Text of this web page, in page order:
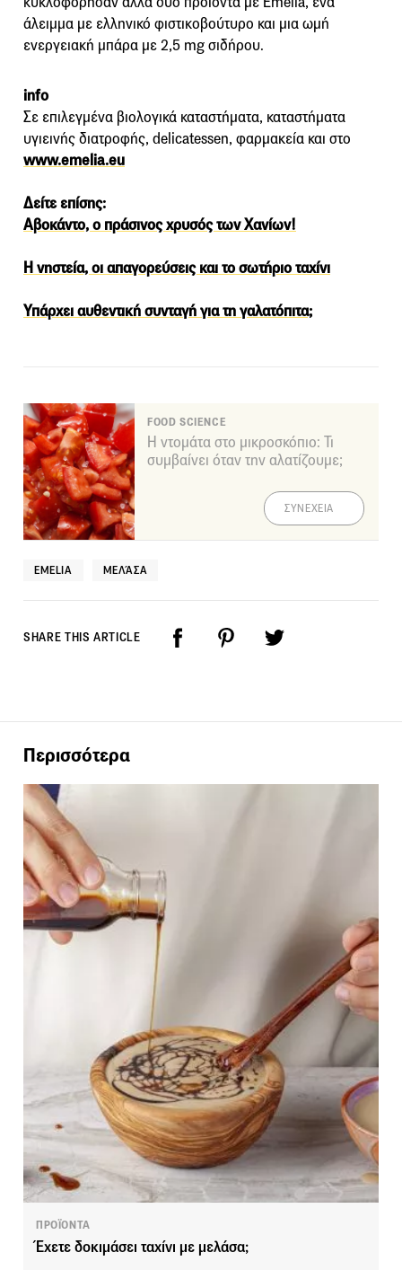
άλειμμα με ελληνικό φιστικοβούτυρο και μια ωμή
ενεργειακή μπάρα με 2,5 mg σιδήρου.
info
Σε επιλεγμένα βιολογικά καταστήματα, καταστήματα
υγιεινής διατροφής, delicatessen, φαρμακεία και στο
www.emelia.eu
Δείτε επίσης:
Αβοκάντο, ο πράσινος χρυσός των Χανίων!
Η νηστεία, οι απαγορεύσεις και το σωτήριο ταχίνι
Υπάρχει αυθεντική συνταγή για τη γαλατόπιτα;
FOOD SCIENCE
Η ντομάτα στο μικροσκόπιο: Τι
συμβαίνει όταν την αλατίζουμε;
ΣΥΝΕΧΕΙΑ
EMELIA ΜΕΛΆΣΑ
SHARE THIS ARTICLE
Περισσότερα
ΠΡΟΪΟΝΤΑ
Έχετε δοκιμάσει ταχίνι με μελάσα;